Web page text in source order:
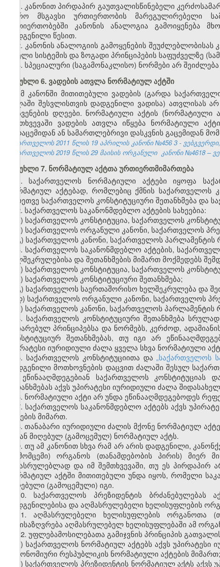
1. კანონით პირდაპირ გაუთვალისწინებელი
უფრო მსგავსი ურთიერთობის მარეგულირებელი
ურთიერთობებში კანონის ანალოგია გამოიყენება
დადგენილი წესით.
2. კანონის ანალოგიის გამოყენების
მთელი სისტემის და ზოგადი პრინციპების საფუძველზე
3. სპეციალური (საგამონაკლისო) ნორმები არ
მუხლი 6. ვადების ათვლა ნორმატიულ აქტში
ამ კანონში მითითებული ვადების (გარდა
ძალაში შესვლისთვის დადგენილი ვადისა) ათვლისას არ
დასვენების დღეები. ნორმატიული აქტის (ნორმატიული
შემთხვევაში ვადების ათვლა იწყება ნორმატიული
გადაცემიდან ან სამართლებრივი დასკვნის გაცემიდან
საქართველოს 2011 წლის 19 აპრილის კანონი №456 3 -
საქართველოს 2019 წლის 29 მაისის ორგანული კანონი №4618 –
მუხლი 7. ნორმატიულ აქტთა ურთიერთმიმართება
1. საქართველოს ნორმატიული აქტები იყოფა
ნორმატიულ აქტებად, რომლებიც ქმნის საქართველოს
აგრეთვე საქართველოს კონსტიტუციური შეთანხმება
2. საქართველოს საკანონმდებლო აქტების სახეებია:
ა) საქართველოს კონსტიტუცია, საქართველოს
ბ) საქართველოს ორგანული კანონი, საქართველოს
გ) საქართველოს კანონი, საქართველოს პარლამენტის
3. საქართველოს საკანონმდებლო აქტების,
ხელშეკრულებისა და შეთანხმების მიმართ მოქმედებს
ა) საქართველოს კონსტიტუცია, საქართველოს
ბ) საქართველოს კონსტიტუციური შეთანხმება;
გ) საქართველოს საერთაშორისო ხელშეკრულება და
დ) საქართველოს ორგანული კანონი, საქართველოს
ე) საქართველოს კანონი, საქართველოს პარლამენტის
4. საქართველოს კონსტიტუციური შეთანხმება
აღიარებულ პრინციპებსა და ნორმებს, კერძოდ,
კონსტიტუციურ შეთანხმებას, თუ იგი არ
უპირატესი იურიდიული ძალა ყველა სხვა ნორმატიული
5. საქართველოს კონსტიტუციითა და„საქართველოს
დადგენილი მოთხოვნების დაცვით ძალაში შესულ
არ ეწინააღმდეგებიან საქართველოს
შეთანხმებას აქვს უპირატესი იურიდიული ძალა
6. ნორმატიული აქტი არ უნდა ეწინააღმდეგებოდეს
7. საქართველოს საკანონმდებლო აქტებს აქვს
აქტების მიმართ.
8. თანაბარი იურიდიული ძალის მქონე ნორმატიულ
გვიან მიღებულ (გამოცემულ) ნორმატიულ აქტს.
9. თუ ამ კანონით სხვა რამ არ არის დადგენილი,
(გამომცემი) ორგანოს (თანამდებობის პირის)
შესასრულებლად და იმ შემთხვევაში, თუ ეს პირდაპირ
ნორმატიულ აქტში მითითებული უნდა იყოს, რომელი
მიღებული (გამოცემული) იგი.
10. საქართველოს პრეზიდენტის
დადგენილებისა და აღმასრულებელი ხელისუფლების
11. აღმასრულებელი ხელისუფლების ორგანოთა
განისაზღვრება აღმასრულებელ ხელისუფლებაში ამ
12. უფლებამოსილებათა გამიჯვნის პრინციპის
ა) საქართველოს ნორმატიულ აქტებს აქვს
ავტონომიური რესპუბლიკის ნორმატიული აქტების მიმართ;
ბ) საქართველოს პრეზიდენტის ნორმატიულ აქტს